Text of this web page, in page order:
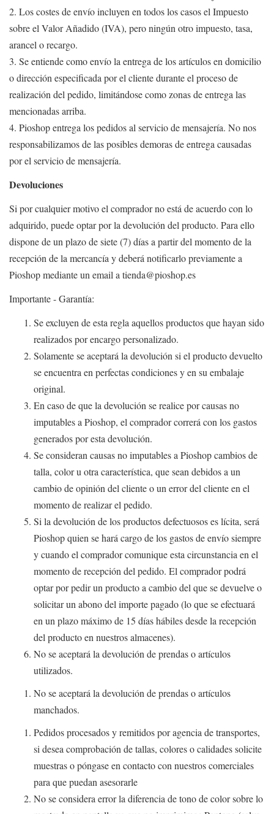
2. Los costes de envío incluyen en todos los casos el Impuesto
sobre el Valor Añadido (IVA), pero ningún otro impuesto, tasa,
arancel o recargo.
3. Se entiende como envío la entrega de los artículos en domicilio
o dirección especificada por el cliente durante el proceso de
realización del pedido, limitándose como zonas de entrega las
mencionadas arriba.
4. Pioshop entrega los pedidos al servicio de mensajería. No nos
responsabilizamos de las posibles demoras de entrega causadas
por el servicio de mensajería.
Devoluciones
Si por cualquier motivo el comprador no está de acuerdo con lo
adquirido, puede optar por la devolución del producto. Para ello
dispone de un plazo de siete (7) días a partir del momento de la
recepción de la mercancía y deberá notificarlo previamente a
Pioshop mediante un email a tienda@pioshop.es
Importante - Garantía:
Se excluyen de esta regla aquellos productos que hayan sido
realizados por encargo personalizado.
Solamente se aceptará la devolución si el producto devuelto
se encuentra en perfectas condiciones y en su embalaje
original.
En caso de que la devolución se realice por causas no
imputables a Pioshop, el comprador correrá con los gastos
generados por esta devolución.
Se consideran causas no imputables a Pioshop cambios de
talla, color u otra característica, que sean debidos a un
cambio de opinión del cliente o un error del cliente en el
momento de realizar el pedido.
Si la devolución de los productos defectuosos es lícita, será
Pioshop quien se hará cargo de los gastos de envío siempre
y cuando el comprador comunique esta circunstancia en el
momento de recepción del pedido. El comprador podrá
optar por pedir un producto a cambio del que se devuelve o
solicitar un abono del importe pagado (lo que se efectuará
en un plazo máximo de 15 días hábiles desde la recepción
del producto en nuestros almacenes).
No se aceptará la devolución de prendas o artículos
utilizados.
No se aceptará la devolución de prendas o artículos
manchados.
Pedidos procesados y remitidos por agencia de transportes,
si desea comprobación de tallas, colores o calidades solicite
muestras o póngase en contacto con nuestros comerciales
para que puedan asesorarle
No se considera error la diferencia de tono de color sobre lo